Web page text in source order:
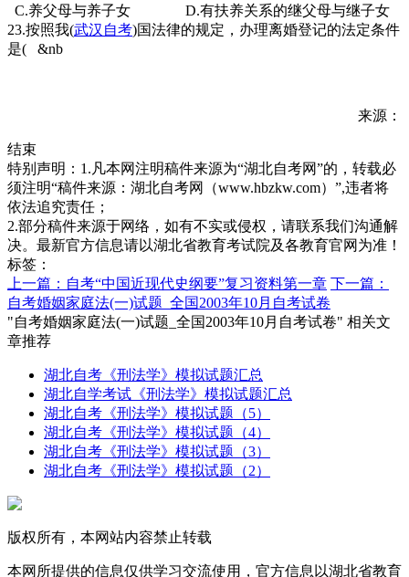
C.养父母与养子女 D.有扶养关系的继父母与继子女
23.按照我(武汉自考)国法律的规定，办理离婚登记的法定条件
是( &nb
来源：
结束
特别声明：1.凡本网注明稿件来源为“湖北自考网”的，转载必
须注明“稿件来源：湖北自考网（www.hbzkw.com）”,违者将
依法追究责任；
2.部分稿件来源于网络，如有不实或侵权，请联系我们沟通解
决。最新官方信息请以湖北省教育考试院及各教育官网为准！
标签：
上一篇：自考“中国近现代史纲要”复习资料第一章 下一篇：
自考婚姻家庭法(一)试题_全国2003年10月自考试卷
"自考婚姻家庭法(一)试题_全国2003年10月自考试卷" 相关文
章推荐
湖北自考《刑法学》模拟试题汇总
湖北自学考试《刑法学》模拟试题汇总
湖北自考《刑法学》模拟试题（5）
湖北自考《刑法学》模拟试题（4）
湖北自考《刑法学》模拟试题（3）
湖北自考《刑法学》模拟试题（2）
版权所有，本网站内容禁止转载
本网所提供的信息仅供学习交流使用，官方信息以湖北省教育